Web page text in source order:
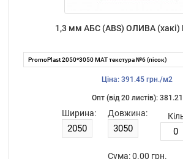
1,3 мм АБС (ABS) ОЛИВА (хакі)
Ціна: 391.45 грн./м2
Опт (від 20 листiв):
Ширина: Довжина:
Сума: 0.00 грн.